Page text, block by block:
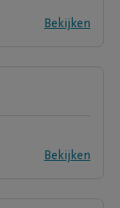
Bekijken
Bekijken